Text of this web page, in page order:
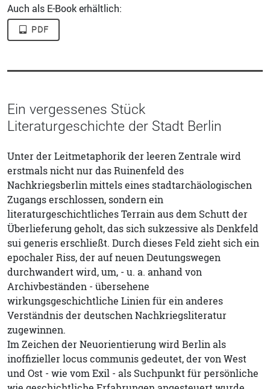
Auch als E-Book erhältlich:
PDF
Ein vergessenes Stück
Literaturgeschichte der Stadt Berlin
Unter der Leitmetaphorik der leeren Zentrale wird
erstmals nicht nur das Ruinenfeld des
Nachkriegsberlin mittels eines stadtarchäologischen
Zugangs erschlossen, sondern ein
literaturgeschichtliches Terrain aus dem Schutt der
Überlieferung geholt, das sich sukzessive als Denkfeld
sui generis erschließt. Durch dieses Feld zieht sich ein
epochaler Riss, der auf neuen Deutungswegen
durchwandert wird, um, - u. a. anhand von
Archivbeständen - übersehene
wirkungsgeschichtliche Linien für ein anderes
Verständnis der deutschen Nachkriegsliteratur
zugewinnen.
Im Zeichen der Neuorientierung wird Berlin als
inoffizieller locus communis gedeutet, der von West
und Ost - wie vom Exil - als Suchpunkt für persönliche